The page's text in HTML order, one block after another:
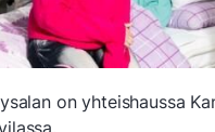
on yhteishaussa